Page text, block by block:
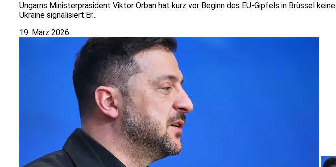
Ungarns Ministerpräsident Viktor Orban hat kurz vor Beginn des EU-Gipfels in Brüssel
Ukraine signalisiert.Er...
19. März 2026